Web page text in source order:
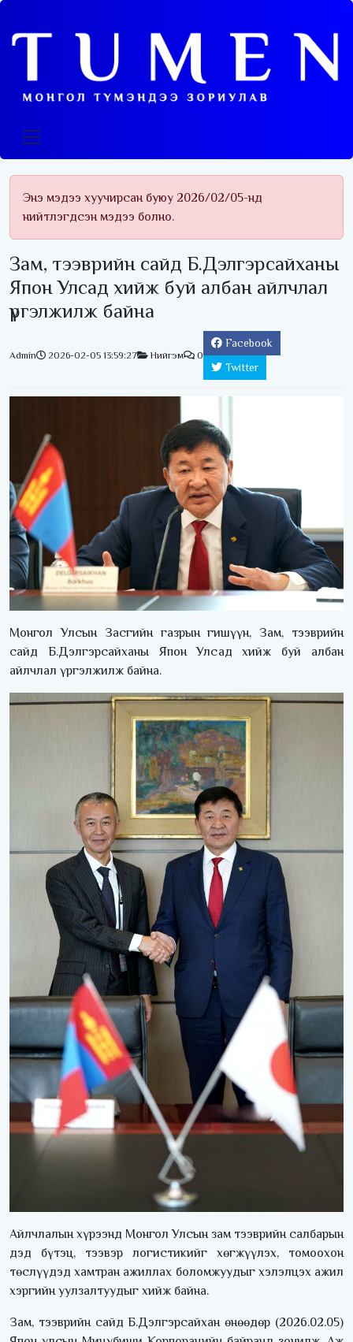
Энэ мэдээ хуучирсан буюу 2026/02/05-нд
нийтлэгдсэн мэдээ болно.
Зам, тээврийн сайд Б.Дэлгэрсайханы
Япон Улсад хийж буй албан айлчлал
үргэлжилж байна
Admin 2026-02-05 13:59:27 Нийгэм 0
Facebook
Twitter
Монгол Улсын Засгийн газрын гишүүн, Зам, тээврийн
сайд Б.Дэлгэрсайханы Япон Улсад хийж буй албан
айлчлал үргэлжилж байна.
Айлчлалын хүрээнд Монгол Улсын зам тээврийн салбарын
дэд бүтэц, тээвэр логистикийг хөгжүүлэх, томоохон
төслүүдэд хамтран ажиллах боломжуудыг хэлэлцэх ажил
хэргийн уулзалтуудыг хийж байна.
Зам, тээврийн сайд Б.Дэлгэрсайхан өнөөдөр (2026.02.05)